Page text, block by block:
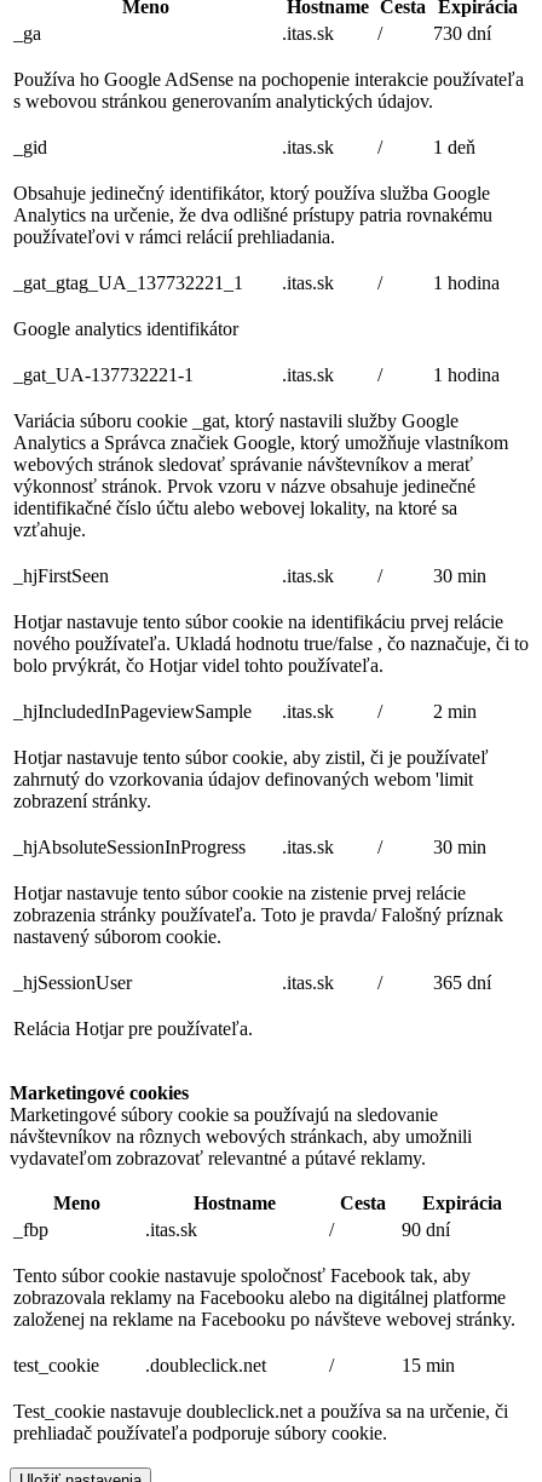
Meno Hostname Cesta
Expirácia
_ga
.itas.sk / 730 dní
Používa ho Google AdSense na pochopenie interakcie používateľa
s webovou stránkou generovaním analytických údajov.
_gid .itas.sk / 1 deň
Obsahuje jedinečný identifikátor, ktorý používa služba Google
Analytics na určenie, že dva odlišné prístupy patria rovnakému
používateľovi v rámci relácií prehliadania.
_gat_gtag_UA_137732221_1 .itas.sk / 1 hodina
Google analytics identifikátor
_gat_UA-137732221-1 .itas.sk / 1 hodina
Variácia súboru cookie _gat, ktorý nastavili služby Google
Analytics a Správca značiek Google, ktorý umožňuje vlastníkom
webových stránok sledovať správanie návštevníkov a merať
výkonnosť stránok. Prvok vzoru v názve obsahuje jedinečné
identifikačné číslo účtu alebo webovej lokality, na ktoré sa
vzťahuje.
_hjFirstSeen .itas.sk / 30 min
Hotjar nastavuje tento súbor cookie na identifikáciu prvej relácie
nového používateľa. Ukladá hodnotu true/false , čo naznačuje, či to
bolo prvýkrát, čo Hotjar videl tohto používateľa.
_hjIncludedInPageviewSample .itas.sk / 2 min
Hotjar nastavuje tento súbor cookie, aby zistil, či je používateľ
zahrnutý do vzorkovania údajov definovaných webom 'limit
zobrazení stránky.
_hjAbsoluteSessionInProgress .itas.sk / 30 min
Hotjar nastavuje tento súbor cookie na zistenie prvej relácie
zobrazenia stránky používateľa. Toto je pravda/ Falošný príznak
nastavený súborom cookie.
_hjSessionUser .itas.sk / 365 dní
Relácia Hotjar pre používateľa.
Marketingové cookies
Marketingové súbory cookie sa používajú na sledovanie
návštevníkov na rôznych webových stránkach, aby umožnili
vydavateľom zobrazovať relevantné a pútavé reklamy.
Meno Hostname Cesta
Expirácia
_fbp
.itas.sk / 90 dní
Tento súbor cookie nastavuje spoločnosť Facebook tak, aby
zobrazovala reklamy na Facebooku alebo na digitálnej platforme
založenej na reklame na Facebooku po návšteve webovej stránky.
test_cookie .doubleclick.net / 15 min
Test_cookie nastavuje doubleclick.net a používa sa na určenie, či
prehliadač používateľa podporuje súbory cookie.